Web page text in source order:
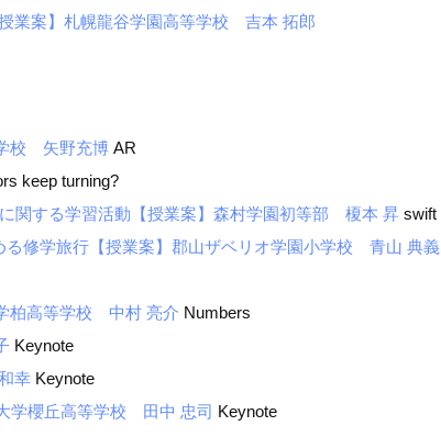
案】札幌龍谷学園高等学校 吉本 拓郎
校 矢野充博 AR
keep turning?
する学習活動【授業案】森村学園初等部 榎本 昇 swift
修学旅行【授業案】郡山ザベリオ学園小学校 青山 典義
柏高等学校 中村 亮介 Numbers
Keynote
幸 Keynote
学櫻丘高等学校 田中 忠司 Keynote